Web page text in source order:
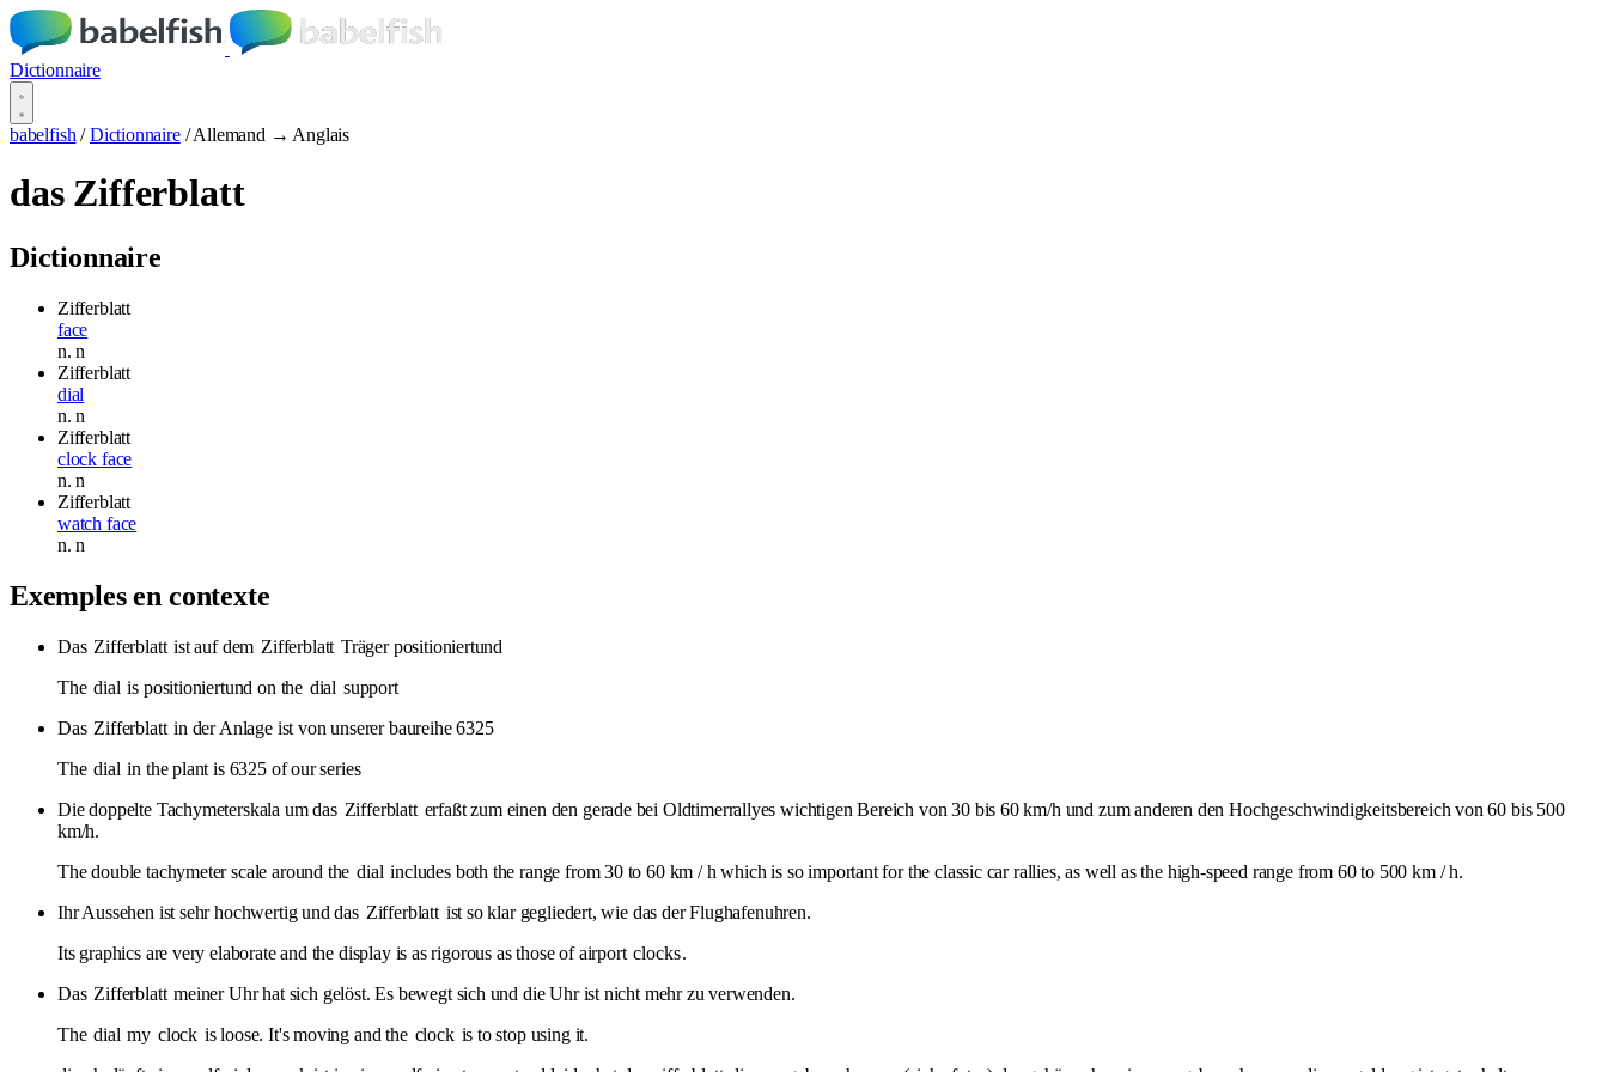
Dictionnaire
babelfish / Dictionnaire / Allemand → Anglais
das Zifferblatt
Dictionnaire
Zifferblatt
face
n.n
Zifferblatt
dial
n.n
Zifferblatt
clock face
n.n
Zifferblatt
watch face
n.n
Exemples en contexte
Das Zifferblatt ist auf dem Zifferblatt Träger positioniertund
The dial is positioniertund on the dial support
Das Zifferblatt in der Anlage ist von unserer baureihe 6325
The dial in the plant is 6325 of our series
Die doppelte Tachymeterskala um das Zifferblatt erfaßt zum einen den gerade bei Oldtimerrallyes wichtigen Bereich von 30 bis 60 km/h und zum anderen den Hochgeschwindigkeitsbereich von 60 bis 500
km/h.
The double tachymeter scale around the dial includes both the range from 30 to 60 km / h which is so important for the classic car rallies, as well as the high-speed range from 60 to 500 km / h.
Ihr Aussehen ist sehr hochwertig und das Zifferblatt ist so klar gegliedert, wie das der Flughafenuhren.
Its graphics are very elaborate and the display is as rigorous as those of airport clocks.
Das Zifferblatt meiner Uhr hat sich gelöst. Es bewegt sich und die Uhr ist nicht mehr zu verwenden.
The dial my clock is loose. It's moving and the clock is to stop using it.